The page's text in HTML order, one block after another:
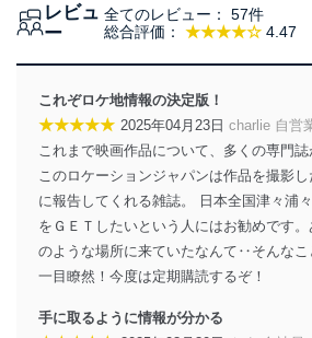
当社は、個人情報の取得・利用・提供
達成に必要な範囲内で適法かつ公正
得・利用・提供を行います。また、当
個人情報は、同意を得ずに目的外利用
供・開示は行いません。当社において
みを確実にするため、従業者等の教
ます。また、目的外利用を行わない
措置を講じます。
法令遵守
当社は、個人情報に関連する法令、国
に、これらの法令及びその他の規範を
レビュ
ー
総合評価： ★★★★☆ 4.47
全てのレビュー： 57件
これぞロケ地情報の決定版！
★★★★★ 2025年04月23日 charlie 自営
これまで映画作品について、多くの専門誌
このロケーションジャパンは作品を撮影
に報告してくれる雑誌。 日本全国津々浦
をＧＥＴしたいという人にはお勧めです
のような場所に来ていたなんて‥そんな
一目瞭然！今度は定期購読するぞ！
手に取るように情報が分かる